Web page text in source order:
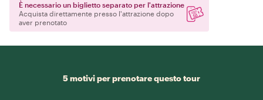
È necessario un biglietto separato per l'attrazione
Acquista direttamente presso l'attrazione dopo
aver prenotato
5 motivi per prenotare questo tour